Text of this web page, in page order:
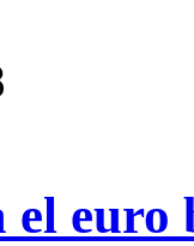
euro